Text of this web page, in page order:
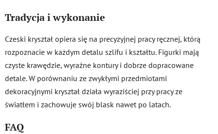
Tradycja i wykonanie
Czeski kryształ opiera się na precyzyjnej pracy ręcznej, którą
rozpoznacie w każdym detalu szlifu i kształtu. Figurki mają
czyste krawędzie, wyraźne kontury i dobrze dopracowane
detale. W porównaniu ze zwykłymi przedmiotami
dekoracyjnymi kryształ działa wyraziściej przy pracy ze
światłem i zachowuje swój blask nawet po latach.
FAQ